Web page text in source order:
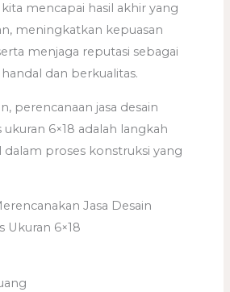
mencapai hasil akhir yang
meningkatkan kepuasan
menjaga reputasi sebagai
dan berkualitas.
perencanaan jasa desain
6×18 adalah langkah
dalam proses konstruksi yang
Jasa Desain
Ukuran 6×18